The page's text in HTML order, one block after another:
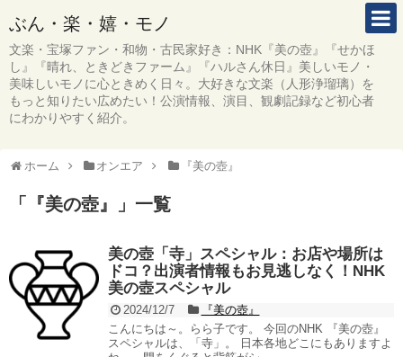
ぶん・楽・嬉・モノ
文楽・宝塚ファン・和物・古民家好き：NHK『美の壺』『せかほ
し』『晴れ、ときどきファーム』『ハルさん休日』美しいモノ・
美味しいモノに心ときめく日々。大好きな文楽（人形浄瑠璃）を
もっと知りたい広めたい！公演情報、演目、観劇記録など初心者
にわかりやすく紹介。
ホーム オンエア 『美の壺』
「 『美の壺』 」 一覧
美の壺「寺」スペシャル：お店や場所は
ドコ？出演者情報もお見逃しなく！NHK
美の壺スペシャル
2024/12/7
『美の壺』
こんにちは～。らら子です。 今回のNHK 『美の壺』
スペシャルは、「寺」。 日本各地どこにもありますよ